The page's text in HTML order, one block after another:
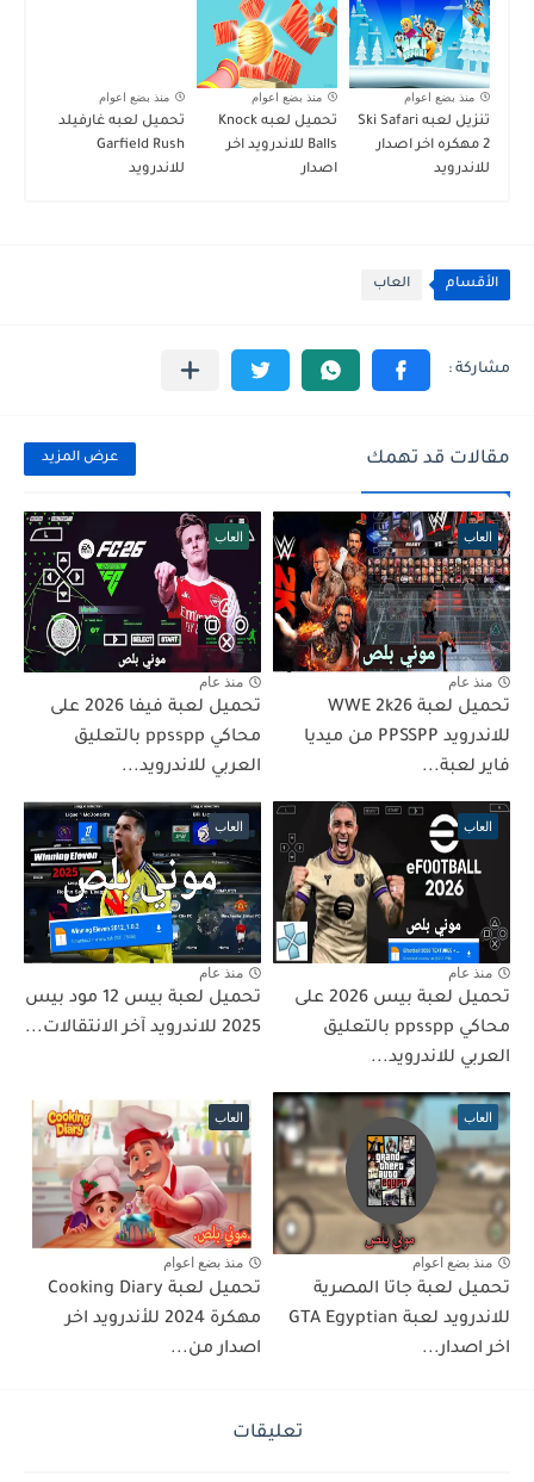
منذ بضع اعوام
تنزيل لعبه Ski Safari
2 مهكره اخر اصدار
للاندرويد
منذ بضع اعوام
تحميل لعبه Knock
Balls للاندرويد اخر
اصدار
منذ بضع اعوام
تحميل لعبه غارفيلد
Garfield Rush
للاندرويد
الأقسام العاب
مقالات قد تهمك عرض المزيد
العاب
منذ عام
تحميل لعبة WWE 2k26
للاندرويد PPSSPP من ميديا
فاير لعبة...
العاب
منذ عام
تحميل لعبة فيفا 2026 على
محاكي ppsspp بالتعليق
العربي للاندرويد...
العاب
منذ عام
تحميل لعبة بيس 2026 على
محاكي ppsspp بالتعليق
العربي للاندرويد...
العاب
منذ عام
تحميل لعبة بيس 12 مود بيس
2025 للاندرويد آخر الانتقالات...
العاب
منذ بضع اعوام
تحميل لعبة جاتا المصرية
للاندرويد لعبة GTA Egyptian
اخر اصدار...
العاب
منذ بضع اعوام
تحميل لعبة Cooking Diary
مهكرة 2024 للأندرويد اخر
اصدار من...
تعليقات